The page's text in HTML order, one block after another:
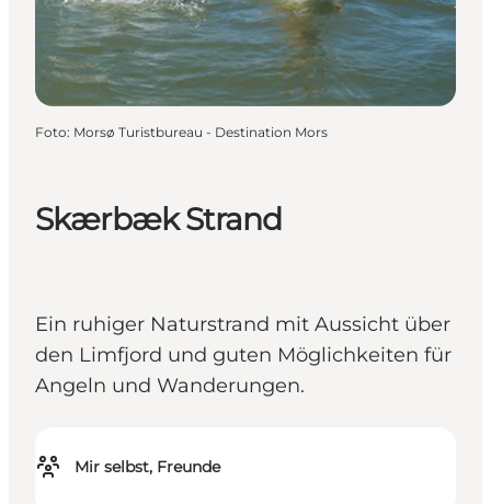
Skærbæk Strand
Ein ruhiger Naturstrand mit Aussicht über
den Limfjord und guten Möglichkeiten für
Angeln und Wanderungen.
Mir selbst, Freunde
Foto: Morsø Turistbureau - Destination Mors